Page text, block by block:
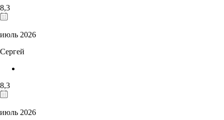
8,3
июль 2026
Сергей
8,3
июль 2026